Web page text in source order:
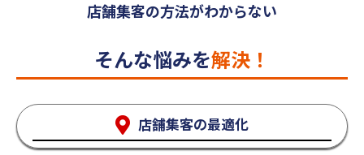
店舗集客の方法がわからない
そんな悩みを解決！
店舗集客の最適化